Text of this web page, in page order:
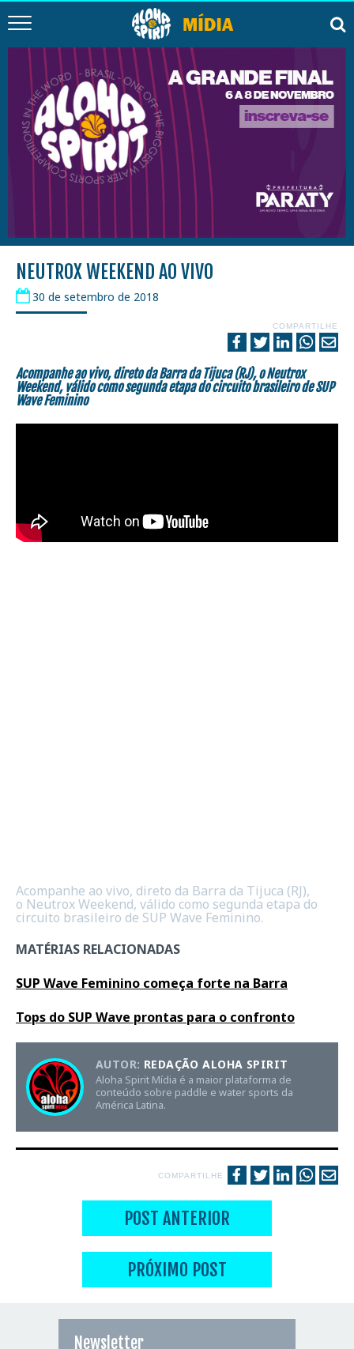
NEUTROX WEEKEND AO VIVO
30 de setembro de 2018
COMPARTILHE
Acompanhe ao vivo, direto da Barra da Tijuca (RJ), o Neutrox
Weekend, válido como segunda etapa do circuito brasileiro de SUP
Wave Feminino
Acompanhe ao vivo, direto da Barra da Tijuca (RJ),
o Neutrox Weekend, válido como segunda etapa do
circuito brasileiro de SUP Wave Feminino.
MATÉRIAS RELACIONADAS
SUP Wave Feminino começa forte na Barra
Tops do SUP Wave prontas para o confronto
AUTOR: REDAÇÃO ALOHA SPIRIT
Aloha Spirit Mídia é a maior plataforma de
conteúdo sobre paddle e water sports da
América Latina.
COMPARTILHE
POST ANTERIOR
PRÓXIMO POST
Newsletter